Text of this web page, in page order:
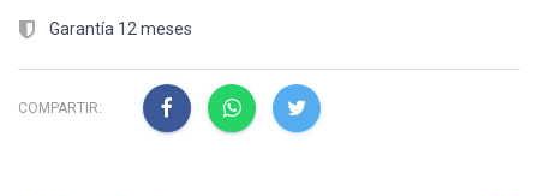
Garantía 12 meses
COMPARTIR: